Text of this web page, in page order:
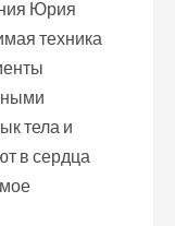
Юрия
техника
тела и
в сердца